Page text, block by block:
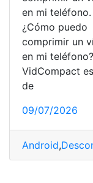
en mi teléfono.
¿Cómo puedo
comprimir un
en mi teléfono?
VidCompact
de
09/07/2026
Android,